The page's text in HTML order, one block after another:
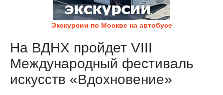
Экскурсии по Москве на автобусе
На ВДНХ пройдет VIII
Международный фестиваль
искусств «Вдохновение»